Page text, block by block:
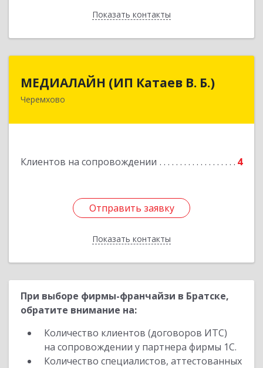
Показать контакты
Назад
МЕДИАЛАЙН (ИП Катаев В. Б.)
Черемхово
Клиентов на сопровождении 4
Отправить заявку
Показать контакты
МЕДИАЛАЙН (ИП Катаев В. Б.)
665413, Иркутская обл, Черемхово г, Ленина ул,
Отправить заявку
Назад
При выборе фирмы-франчайзи в Братске,
обратите внимание на:
Количество клиентов (договоров ИТС)
на сопровождении у партнера фирмы 1С.
Количество специалистов, аттестованных